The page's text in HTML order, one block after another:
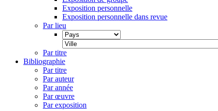
Exposition personnelle
Exposition personnelle dans revue
Par lieu
Par titre
Bibliographie
Par titre
Par auteur
Par année
Par œuvre
Par exposition